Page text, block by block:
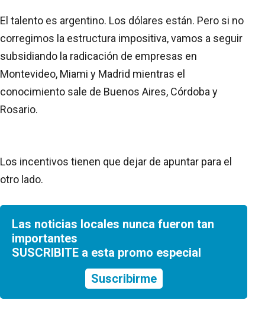
El talento es argentino. Los dólares están. Pero si no
corregimos la estructura impositiva, vamos a seguir
subsidiando la radicación de empresas en
Montevideo, Miami y Madrid mientras el
conocimiento sale de Buenos Aires, Córdoba y
Rosario.
Los incentivos tienen que dejar de apuntar para el
otro lado.
Las noticias locales nunca fueron tan
importantes
SUSCRIBITE a esta promo especial
Suscribirme